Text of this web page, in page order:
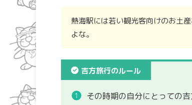
熱海駅には若い観光客向けのお土
よな。
吉方旅行のルール
その時期の自分にとっての吉